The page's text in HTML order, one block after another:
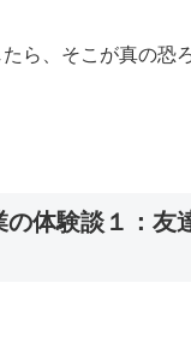
たら、そこが真の恐
の体験談１：友